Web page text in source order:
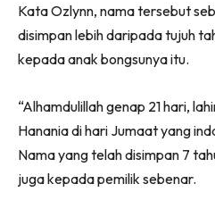
Kata Ozlynn, nama tersebut
disimpan lebih daripada tujuh
kepada anak bongsunya itu.
“Alhamdulillah genap 21 hari,
Hanania di hari Jumaat yang
Nama yang telah disimpan 7
juga kepada pemilik sebenar.